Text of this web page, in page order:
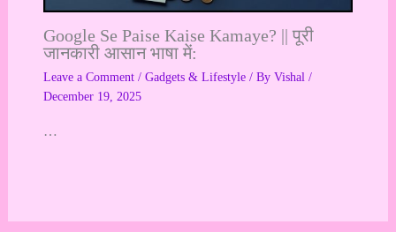
Google Se Paise Kaise Kamaye? || पूरी
जानकारी आसान भाषा में:
Leave a Comment / Gadgets & Lifestyle/ By Vishal /
December 19, 2025
…